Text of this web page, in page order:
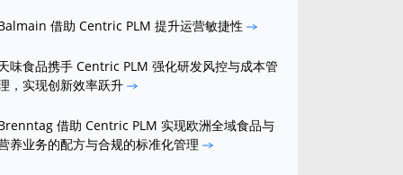
借助 Centric PLM 提升运营敏捷性
味食品携手 Centric PLM 强化研发风控与成本管
，实现创新效率跃升
借助 Centric PLM 实现欧洲全域食品与
养业务的配方与合规的标准化管理